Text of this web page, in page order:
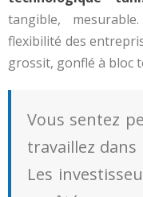
tangible,
flexibilité des
grossit, gonflé à bloc
Vous sentez
travaillez dans
Les